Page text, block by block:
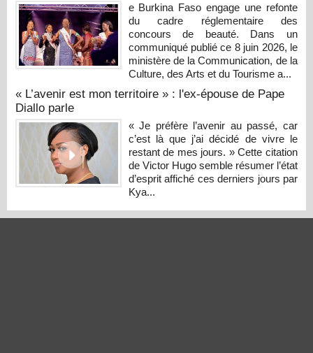
e Burkina Faso engage une refonte
du cadre réglementaire des
concours de beauté. Dans un
communiqué publié ce 8 juin 2026, le
ministère de la Communication, de la
Culture, des Arts et du Tourisme a...
« L’avenir est mon territoire » : l'ex-épouse de Pape
Diallo parle
« Je préfère l’avenir au passé, car
c’est là que j’ai décidé de vivre le
restant de mes jours. » Cette citation
de Victor Hugo semble résumer l’état
d’esprit affiché ces derniers jours par
Kya...